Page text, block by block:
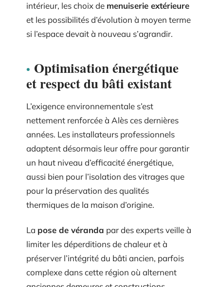
intérieur, les choix de menuiserie extérieure
et les possibilités d’évolution à moyen terme
si l’espace devait à nouveau s’agrandir.
Optimisation énergétique
et respect du bâti existant
L’exigence environnementale s’est
nettement renforcée à Alès ces dernières
années. Les installateurs professionnels
adaptent désormais leur offre pour garantir
un haut niveau d’efficacité énergétique,
aussi bien pour l’isolation des vitrages que
pour la préservation des qualités
thermiques de la maison d’origine.
La pose de véranda par des experts veille à
limiter les déperditions de chaleur et à
préserver l’intégrité du bâti ancien, parfois
complexe dans cette région où alternent